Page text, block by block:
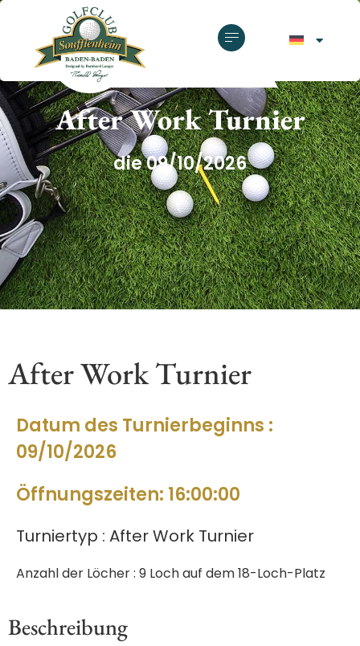
After Work Turnier
die 09/10/2026
After Work Turnier
Datum des Turnierbeginns :
09/10/2026
Öffnungszeiten: 16:00:00
Turniertyp : After Work Turnier
Anzahl der Löcher : 9 Loch auf dem 18-Loch-Platz
Beschreibung